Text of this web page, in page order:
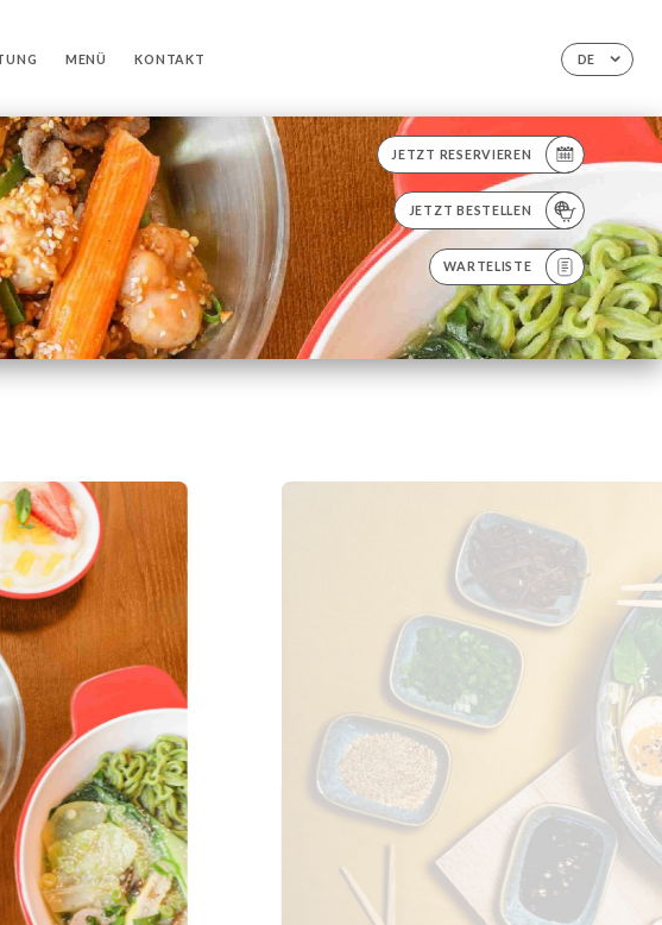
DE
MENÜ KONTAKT
JETZT RESERVIEREN
JETZT BESTELLEN
WARTELISTE